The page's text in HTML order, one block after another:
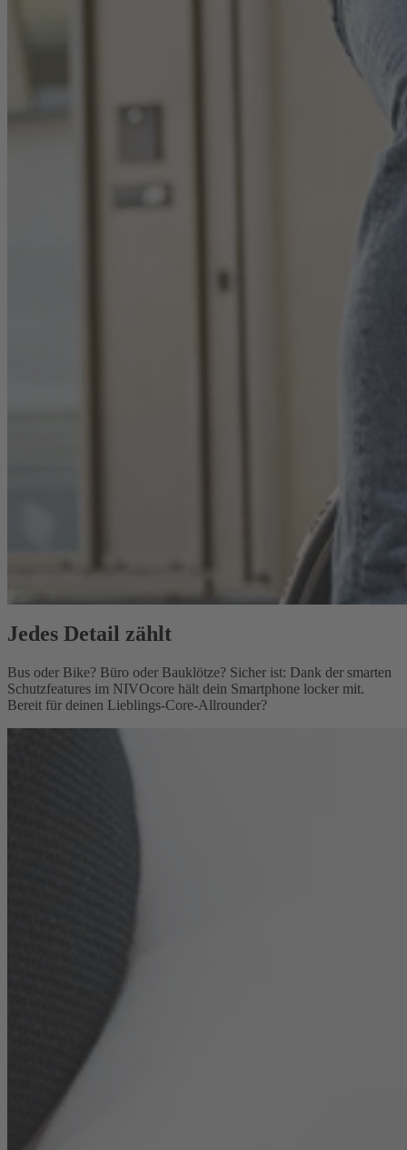
Jedes Detail zählt
Bus oder Bike? Büro oder Bauklötze? Sicher ist: Dank der smarten
Schutzfeatures im NIVOcore hält dein Smartphone locker mit.
Bereit für deinen Lieblings-Core-Allrounder?